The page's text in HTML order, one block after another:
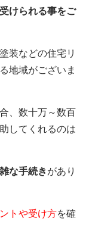
けられる事をご
装などの住宅リ
地域がございま
、数十万～数百
してくれるのは
な手続きがあり
トや受け方を確